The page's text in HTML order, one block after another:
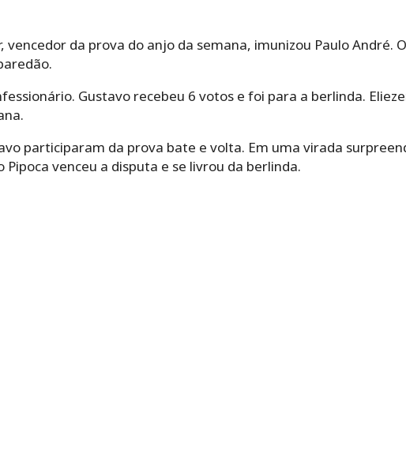
vencedor da prova do anjo da semana, imunizou Paulo André.
Gustavo recebeu 6 votos e foi para a berlinda.
participaram da prova bate e volta. Em uma virada
venceu a disputa e se livrou da berlinda.